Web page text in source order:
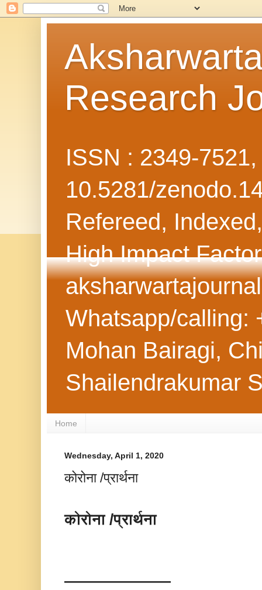
Research
ISSN : 2349-
10.5281/
Refereed,
High Impact
Whatsapp/calling:
Mohan Bairagi,
Shailendrakumar
Home
Wednesday, April 1, 2020
कोरोना /प्रार्थना
कोरोना /प्रार्थना
———————